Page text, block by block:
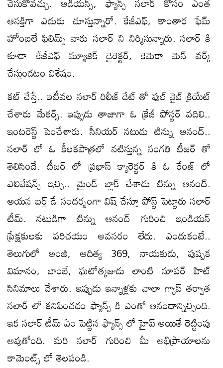
ఆసక్తిగా ఎదురు చూస్తున్నారో. కేజీఎఫ్, కాంతార ఫేమ్
హోంబలే ఫిలిమ్స్ వారు సలార్ ని నిర్మిస్తున్నారు. సలార్ కి
కూడా కేజీఎఫ్ మ్యూజిక్ డైరెక్టర్, కెమెరా మెన్ వర్క్
చేస్తుండటం విశేషం.
కట్ చేస్తే.. ఇటీవల సలార్ రిలీజ్ డేట్ తో ఫుల్ వైబ్ క్రియేట్
చేశారు మేకర్స్. ఇప్పుడు తాజాగా ఓ క్రేజీ పోస్టర్ వదిలి..
ఇంటరెస్ట్ పెంచేశారు. సీనియర్ నటుడు టిన్ను ఆనంద్..
సలార్ లో ఓ కీలకపాత్రలో నటిస్తున్న సంగతి టీజర్ తో
తెలిసిందే. టీజర్ లో ప్రభాస్ క్యారెక్టర్ కి ఓ రేంజ్ లో
ఎలివేషన్స్ ఇచ్చి.. మైండ్ బ్లాక్ చేశాడు టిన్ను ఆనంద్.
ఆయన బర్త్ డే సందర్బంగా విష్ చేస్తూ పోస్ట్ పెట్టారు సలార్
టీమ్. నటుడిగా టిన్ను ఆనంద్ గురించి ఇండియన్
ప్రేక్షకులకు పరిచయం అవసరం లేదు. ఎందుకంటే..
తెలుగులో అంజి, ఆదిత్య 369, నాయకుడు, పుష్పక
విమానం, బాంబే, ఘటోత్కజుడు లాంటి సూపర్ హిట్
సినిమాలు చేశారు. ఇప్పుడు ఇన్నాళ్లకు చాలా గ్యాప్ తర్వాత
సలార్ లో కనిపించడం ఫ్యాన్స్ కి ఎంతో ఆనందాన్నిచ్చింది.
ఇక సలార్ టీమ్ ఏం పెట్టిన ఫ్యాన్స్ లో హైప్ అయితే రెట్టింపు
అవుతోంది. మరి సలార్ గురించి మీ అభిప్రాయాలను
కామెంట్స్ లో తెలపండి.